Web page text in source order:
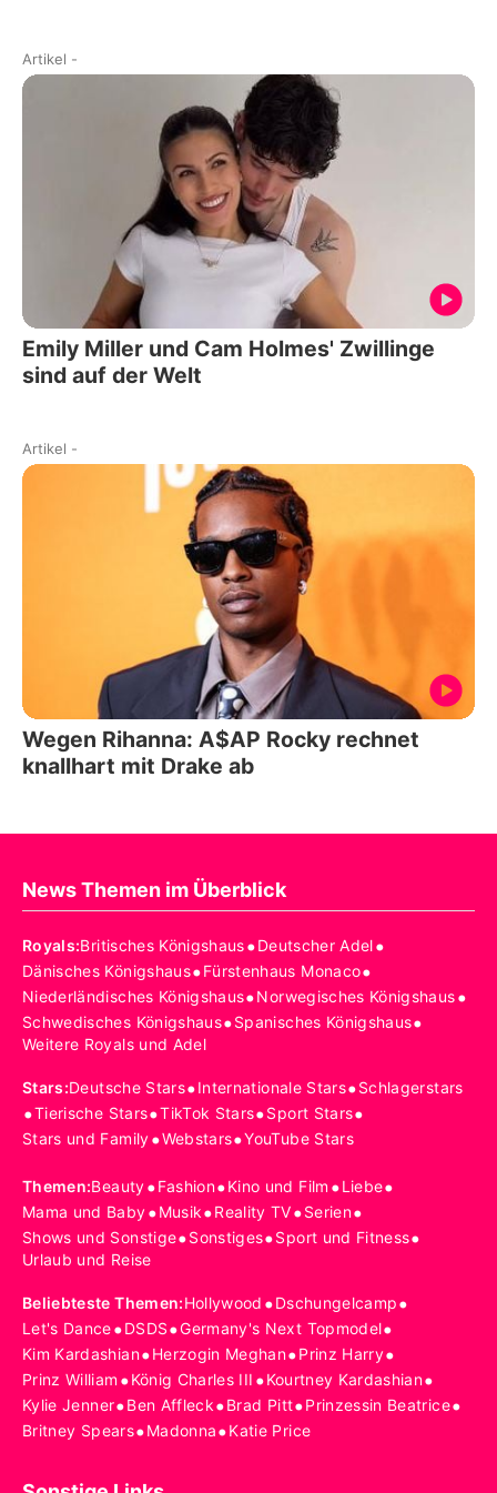
Artikel -
Emily Miller und Cam Holmes' Zwillinge
sind auf der Welt
Artikel -
Wegen Rihanna: A$AP Rocky rechnet
knallhart mit Drake ab
News Themen im Überblick
Royals:Britisches Königshaus•Deutscher Adel•
Dänisches Königshaus•Fürstenhaus Monaco•
Niederländisches Königshaus•Norwegisches Königshaus•
Schwedisches Königshaus•Spanisches Königshaus•
Weitere Royals und Adel
Stars:Deutsche Stars•Internationale Stars•Schlagerstars
•Tierische Stars•TikTok Stars•Sport Stars•
Stars und Family•Webstars•YouTube Stars
Themen:Beauty•Fashion•Kino und Film •Liebe•
Mama und Baby•Musik•Reality TV•Serien•
Shows und Sonstige•Sonstiges•Sport und Fitness•
Urlaub und Reise
Beliebteste Themen:Hollywood •Dschungelcamp•
Let's Dance•DSDS•Germany's Next Topmodel•
Kim Kardashian•Herzogin Meghan•Prinz Harry•
Prinz William •König Charles III •Kourtney Kardashian•
Kylie Jenner•Ben Affleck•Brad Pitt•Prinzessin Beatrice•
Britney Spears•Madonna•Katie Price